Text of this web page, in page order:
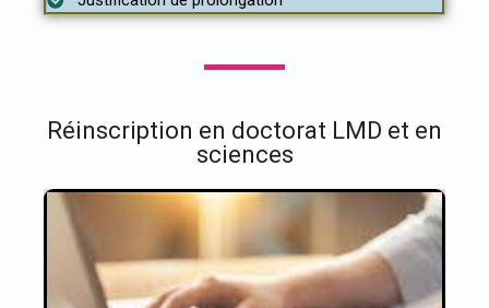
Réinscription en doctorat LMD et en
sciences